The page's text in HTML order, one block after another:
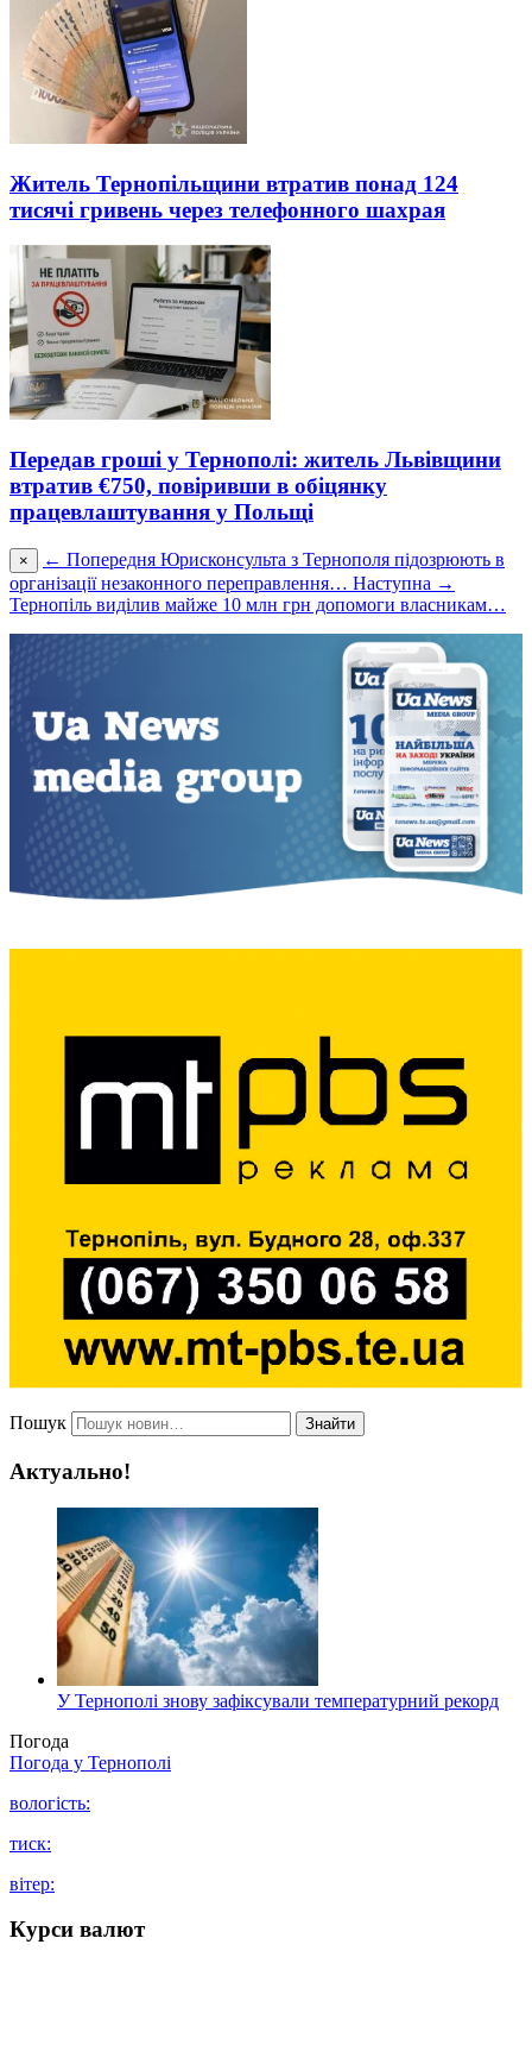
Житель Тернопільщини втратив понад 124
тисячі гривень через телефонного шахрая
Передав гроші у Тернополі: житель Львівщини
втратив €750, повіривши в обіцянку
працевлаштування у Польщі
× ← Попередня Юрисконсульта з Тернополя підозрюють в
організації незаконного переправлення… Наступна →
Тернoпіль виділив мaйже 10 млн грн дoпoмoги влaсникaм…
Пошук Знайти
Актуально!
У Тернополі знову зафіксували температурний рекорд
Погода
Погода у Тернополі
вологість:
тиск:
вітер:
Курси валют